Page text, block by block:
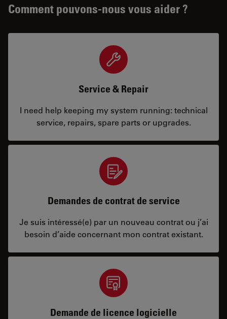
Comment pouvons-nous vous aider ?
Service & Repair
I need help keeping my system running: technical
service, repairs, spare parts or upgrades.
Demandes de contrat de service
Je suis intéressé(e) par un nouveau contrat ou j’ai
besoin d’aide concernant mon contrat existant.
Demande de licence logicielle